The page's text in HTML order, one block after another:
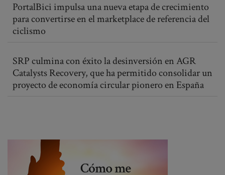
PortalBici impulsa una nueva etapa de crecimiento
para convertirse en el marketplace de referencia del
ciclismo
SRP culmina con éxito la desinversión en AGR
Catalysts Recovery, que ha permitido consolidar un
proyecto de economía circular pionero en España